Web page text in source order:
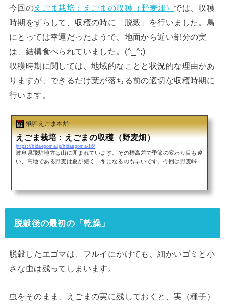
今回のえごま栽培：えごまの収穫（野麦畑） では、収穫
時期をずらして、収穫の時に「脱穀」を行いました。鳥
にとっては幸運だったようで、地面から近い部分の実
は、結構食べられていました。(^_^;)
収穫時期に関しては、地域的なことと状況的な理由があ
りますが、できるだけ葉が落ちる前の適切な収穫時期に
行います。
飛騨えごま本舗
えごま栽培：えごまの収穫（野麦畑）
https://hidaegoma.jp/hidaegoma-16/
岐阜県飛騨地方は山に囲まれています。その標高差で季節の変わり目も違
い、高地である野麦は夏が短く、冬になるのも早いです。今回は野麦峠に
収穫時期を少し遅らせています。今年は収穫前の天候に恵まれたので、実
脱穀後の最初の「乾燥」
脱穀したエゴマは、フルイにかけても、細かいゴミと小
さな虫は残ってしまいます。
虫をそのまま、えごまの実に残しておくと、実（種子）